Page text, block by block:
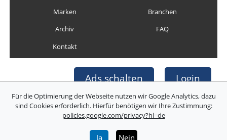
Marken
Branchen
Archiv
FAQ
Kontakt
Ads schalten Login
Copyright © Deutsche Messefilm & Medien GmbH
Folgen Sie uns:
Für die Optimierung der Webseite nutzen wir Google Analytics, dazu
sind Cookies erforderlich. Hierfür benötigen wir Ihre Zustimmung:
policies.google.com/privacy?hl=de